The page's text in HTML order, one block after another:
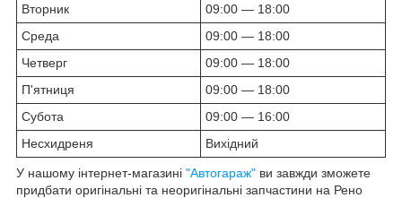
Вторник
09:00 — 18:00
Среда
09:00 — 18:00
Четверг
09:00 — 18:00
П'ятниця
09:00 — 18:00
Субота
09:00 — 16:00
Несхидреня
Вихідний
У нашому інтернет-магазині "Автогараж" ви завжди зможете
придбати оригінальні та неоригінальні запчастини на Рено